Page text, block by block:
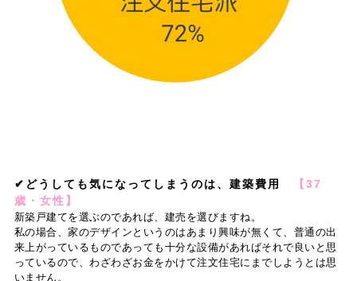
✔どうしても気になってしまうのは、建築費用
【37
歳・女性】
新築戸建てを選ぶのであれば、建売を選びますね。
私の場合、家のデザインというのはあまり興味が無くて、普通の出
来上がっているものであっても十分な設備があればそれで良いと思
っているので、わざわざお金をかけて注文住宅にまでしようとは思
いません。